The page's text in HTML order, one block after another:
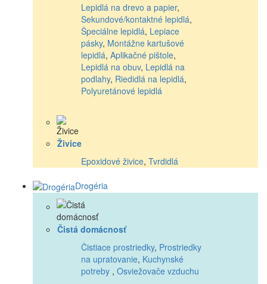
Lepidlá na drevo a papier,
Sekundové/kontaktné lepidlá,
Špeciálne lepidlá, Lepiace
pásky, Montážne kartušové
lepidlá, Aplikačné pištole,
Lepidlá na obuv, Lepidlá na
podlahy, Riedidlá na lepidlá,
Polyuretánové lepidlá
Živice
Epoxidové živice, Tvrdidlá
Drogéria
Čistá domácnosť
Čistiace prostriedky, Prostriedky
na upratovanie, Kuchynské
potreby , Osviežovače vzduchu